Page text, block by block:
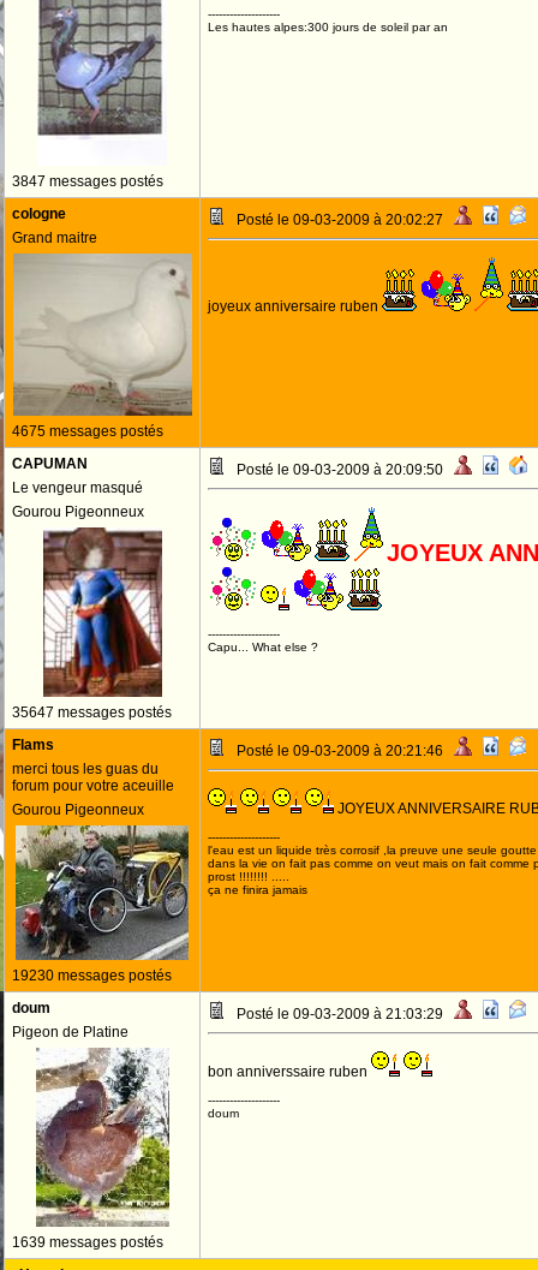
3847 messages postés
--------------------
Les hautes alpes:300 jours de soleil par an
cologne
Grand maitre
4675 messages postés
Posté le 09-03-2009 à 20:02:27
joyeux anniversaire ruben
CAPUMAN
Le vengeur masqué
Gourou Pigeonneux
35647 messages postés
Posté le 09-03-2009 à 20:09:50
JOYEUX
--------------------
Capu... What else ?
Flams
merci tous les guas du
forum pour votre aceuille
Gourou Pigeonneux
19230 messages postés
Posté le 09-03-2009 à 20:21:46
JOYEUX ANNIVERSAIRE
--------------------
l'eau est un liquide très corrosif ,la preuve une seule
dans la vie on fait pas comme on veut mais on fait comme
prost !!!!!!!! .....
ça ne finira jamais
doum
Pigeon de Platine
1639 messages postés
Posté le 09-03-2009 à 21:03:29
bon anniverssaire ruben
--------------------
doum